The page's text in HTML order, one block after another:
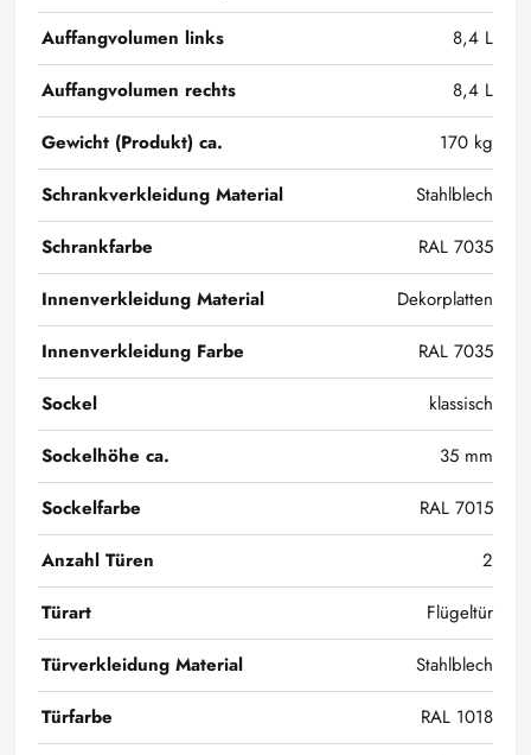
Auffangvolumen links
8,4 L
Auffangvolumen rechts
8,4 L
Gewicht (Produkt) ca.
170 kg
Schrankverkleidung Material
Stahlblech
Schrankfarbe
RAL 7035
Innenverkleidung Material
Dekorplatten
Innenverkleidung Farbe
RAL 7035
Sockel
klassisch
Sockelhöhe ca.
35 mm
Sockelfarbe
RAL 7015
Anzahl Türen
2
Türart
Flügeltür
Türverkleidung Material
Stahlblech
Türfarbe
RAL 1018